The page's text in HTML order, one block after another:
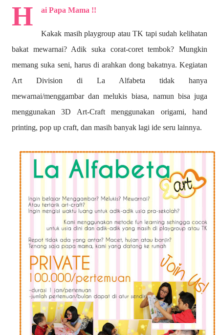
H ai Papa Mama !!
Kakak masih playgroup atau TK tapi sudah kelihatan
bakat mewarnai? Adik suka corat-coret tembok? Mungkin
memang suka seni, harus di arahkan dong bakatnya. Kegiatan
Art Division di La Alfabeta tidak hanya
mewarnai/menggambar dan melukis biasa, namun bisa juga
menggunakan 3D Art-Craft menggunakan origami, hand
printing, pop up craft, dan masih banyak lagi ide seru lainnya.